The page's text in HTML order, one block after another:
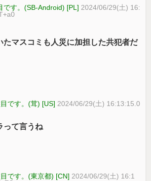
です。(SB-Android) [PL] 2024/06/29(土) 16:
たマスコミも人災に加担した共犯者だ
です。(茸) [US] 2024/06/29(土) 16:13:15.0
って言うね
です。(東京都) [CN] 2024/06/29(土) 16:1